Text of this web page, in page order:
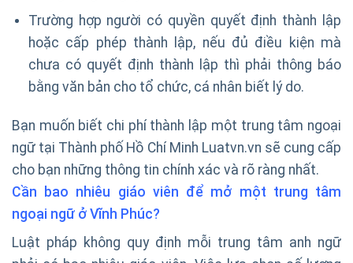
Trường hợp người có quyền quyết định thành lập
hoặc cấp phép thành lập, nếu đủ điều kiện mà
chưa có quyết định thành lập thì phải thông báo
bằng văn bản cho tổ chức, cá nhân biết lý do.
Bạn muốn biết chi phí thành lập một trung tâm ngoại
ngữ tại Thành phố Hồ Chí Minh Luatvn.vn sẽ cung cấp
cho bạn những thông tin chính xác và rõ ràng nhất.
Cần bao nhiêu giáo viên để mở một trung tâm
ngoại ngữ ở Vĩnh Phúc?
Luật pháp không quy định mỗi trung tâm anh ngữ